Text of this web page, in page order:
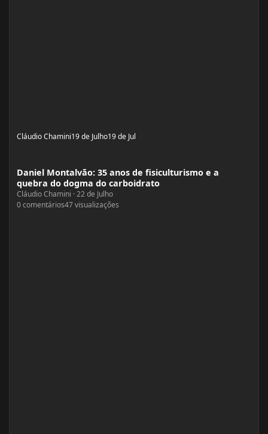
Cláudio Chamini19 de Julho19 de Jul
Daniel Montalvão: 35 anos de fisiculturismo e a
quebra do dogma do carboidrato
Cláudio Chamini ·22 de Julho
0comentários47visualizações